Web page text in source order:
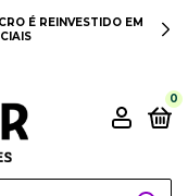
É REINVESTIDO EM
0